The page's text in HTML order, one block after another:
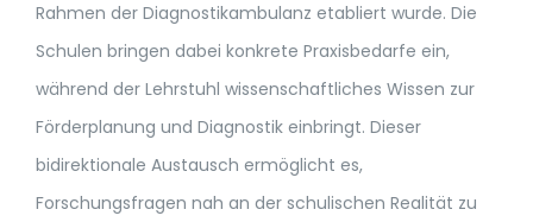
Rahmen der Diagnostikambulanz etabliert wurde. Die
Schulen bringen dabei konkrete Praxisbedarfe ein,
während der Lehrstuhl wissenschaftliches Wissen zur
Förderplanung und Diagnostik einbringt. Dieser
bidirektionale Austausch ermöglicht es,
Forschungsfragen nah an der schulischen Realität zu